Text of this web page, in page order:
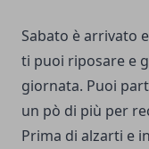
Sabato è arrivato
ti puoi riposare e
giornata. Puoi
un pò di più per
Prima di alzarti e